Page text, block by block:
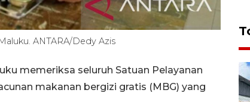
ANTARA/Dedy Azis
memeriksa seluruh Satuan Pelayanan
makanan bergizi gratis (MBG) yang